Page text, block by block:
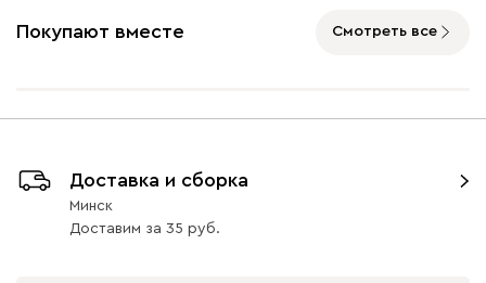
Ультра 3414
Айвори (Ivory)
Горчичный
Дымчатый
Минт
Покупают вместе Смотреть все
Доставка и сборка
Минск
Доставим за 35